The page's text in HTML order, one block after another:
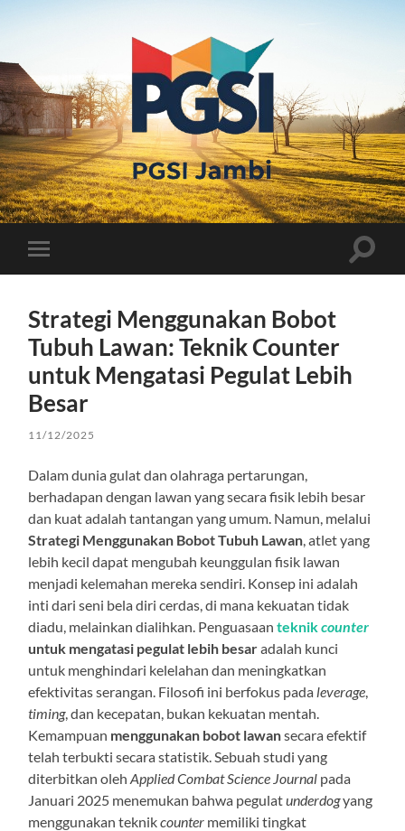
PGSI
JAMBI
Toggle
mobile
Toggle
Strategi Menggunakan Bobot
Tubuh Lawan: Teknik Counter
untuk Mengatasi Pegulat Lebih
Besar
11/12/2025
Dalam dunia gulat dan olahraga pertarungan,
berhadapan dengan lawan yang secara fisik lebih besar
dan kuat adalah tantangan yang umum. Namun, melalui
Strategi Menggunakan Bobot Tubuh Lawan , atlet yang
lebih kecil dapat mengubah keunggulan fisik lawan
menjadi kelemahan mereka sendiri. Konsep ini adalah
inti dari seni bela diri cerdas, di mana kekuatan tidak
diadu, melainkan dialihkan. Penguasaanteknikcounter
untuk mengatasi pegulat lebih besaradalah kunci
untuk menghindari kelelahan dan meningkatkan
efektivitas serangan. Filosofi ini berfokus pada leverage
timing, dan kecepatan, bukan kekuatan mentah.
Kemampuan menggunakan bobot lawansecara efektif
telah terbukti secara statistik. Sebuah studi yang
diterbitkan olehApplied Combat Science Journal pada
Januari 2025 menemukan bahwa pegulatunderdogyang
menggunakan teknikcounter memiliki tingkat